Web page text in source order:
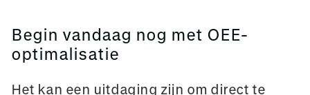
Begin vandaag nog met OEE-
optimalisatie
Het kan een uitdaging zijn om direct te